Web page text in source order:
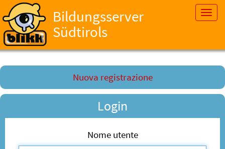
Bildungsserver
Südtirols
Nuova registrazione
Login
Nome utente